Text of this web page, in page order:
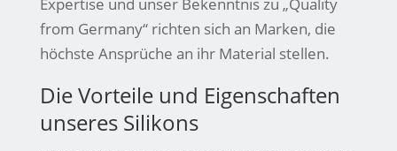
from Germany“ richten sich an Marken, die
höchste Ansprüche an ihr Material stellen.
Die Vorteile und Eigenschaften
unseres Silikons